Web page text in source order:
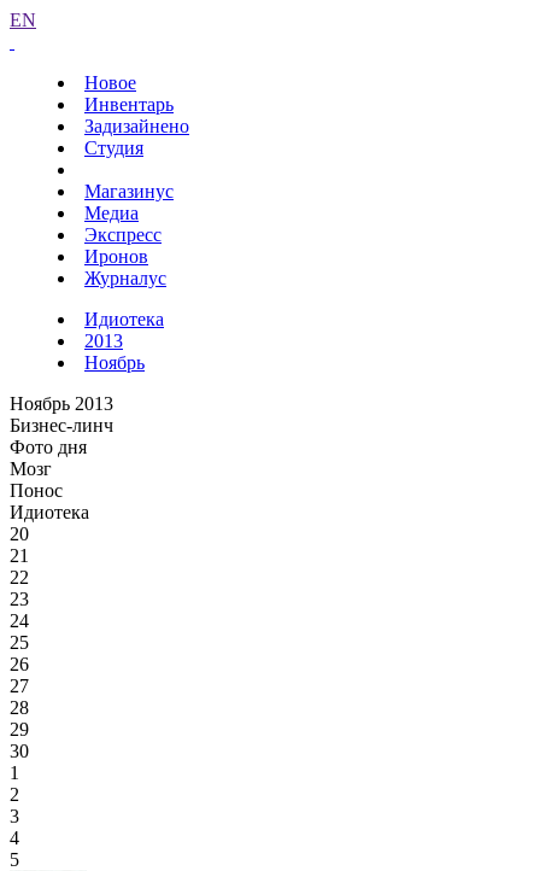
EN
Новое
Инвентарь
Задизайнено
Студия
Магазинус
Медиа
Экспресс
Иронов
Журналус
Идиотека
2013
Ноябрь
Ноябрь 2013
Бизнес-линч
Фото дня
Мозг
Понос
Идиотека
20
21
22
23
24
25
26
27
28
29
30
1
2
3
4
5